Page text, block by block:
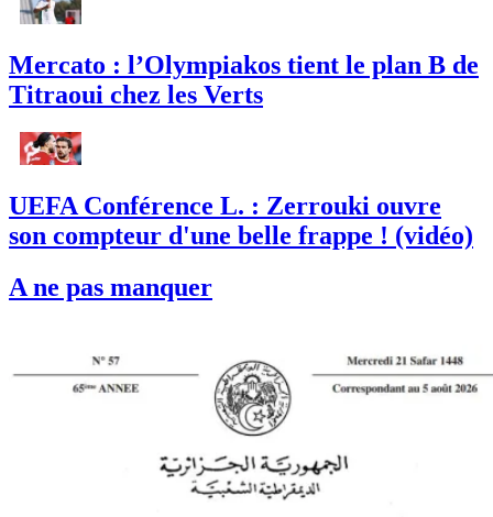
Mercato : l’Olympiakos tient le plan B de
Titraoui chez les Verts
UEFA Conférence L. : Zerrouki ouvre
son compteur d'une belle frappe ! (vidéo)
A ne pas manquer